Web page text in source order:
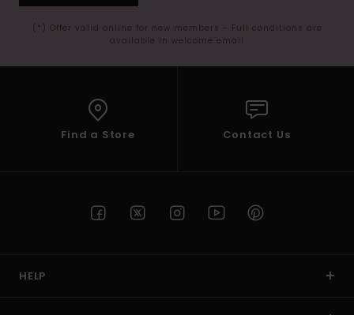
(*) Offer valid online for new members - Full conditions are
available in welcome email
Find a Store Contact Us
HELP